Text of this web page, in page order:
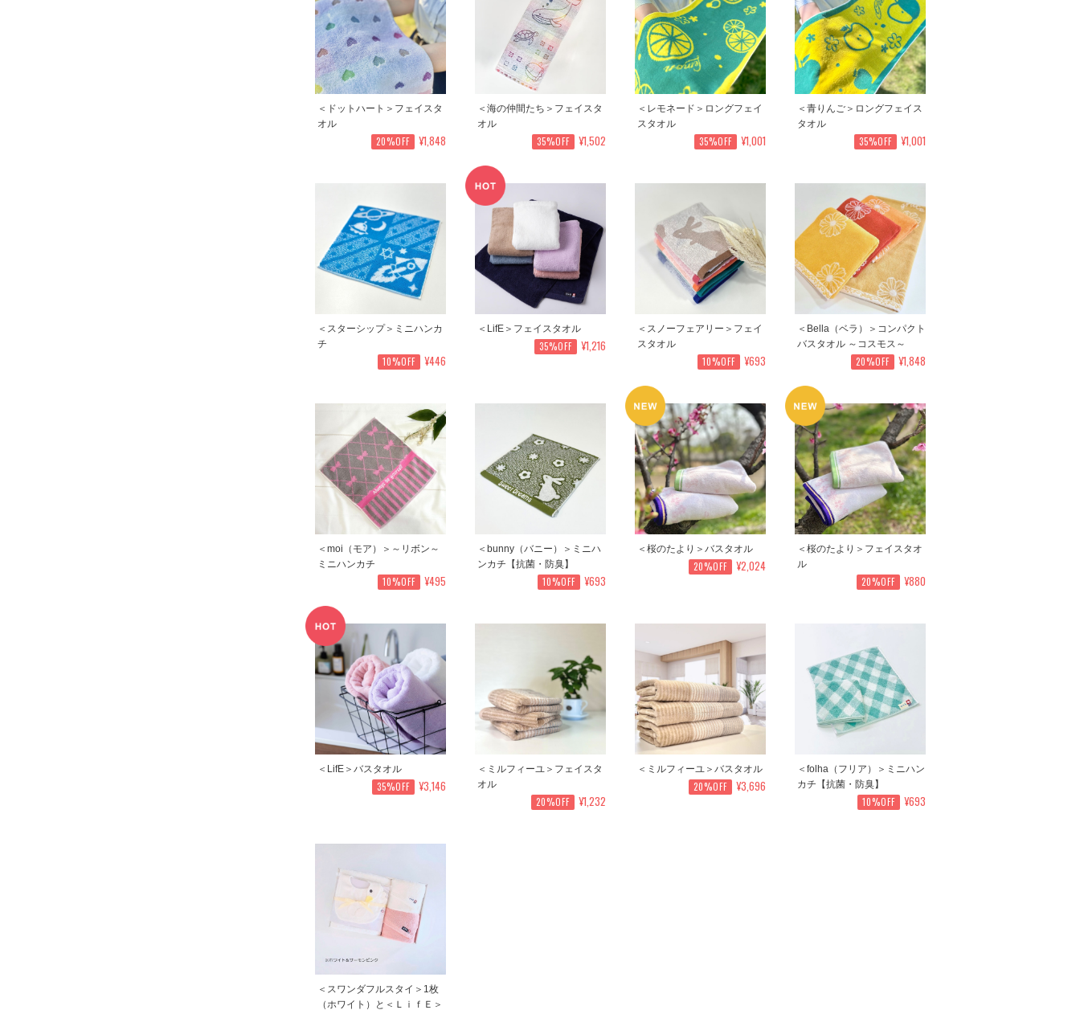
＜ドットハート＞フェイスタ
オル
20%OFF ¥1,848
＜海の仲間たち＞フェイスタ
オル
35%OFF ¥1,502
＜レモネード＞ロングフェイ
スタオル
35%OFF ¥1,001
＜青りんご＞ロングフェイス
タオル
35%OFF ¥1,001
＜スターシップ＞ミニハンカ
チ
10%OFF ¥446
＜LifE＞フェイスタオル
35%OFF ¥1,216
＜スノーフェアリー＞フェイ
スタオル
10%OFF ¥693
＜Bella（ベラ）＞コンパクト
バスタオル ～コスモス～
20%OFF ¥1,848
＜moi（モア）＞～リボン～
ミニハンカチ
10%OFF ¥495
＜bunny（バニー）＞ミニハ
ンカチ【抗菌・防臭】
10%OFF ¥693
＜桜のたより＞バスタオル
20%OFF ¥2,024
＜桜のたより＞フェイスタオ
ル
20%OFF ¥880
＜LifE＞バスタオル
35%OFF ¥3,146
＜ミルフィーユ＞フェイスタ
オル
20%OFF ¥1,232
＜ミルフィーユ＞バスタオル
20%OFF ¥3,696
＜folha（フリア）＞ミニハン
カチ【抗菌・防臭】
10%OFF ¥693
＜スワンダフルスタイ＞1枚
（ホワイト）と＜ＬｉｆＥ＞